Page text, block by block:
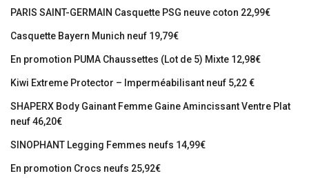
PARIS SAINT-GERMAIN Casquette PSG neuve coton 22,99€
Casquette Bayern Munich neuf 19,79€
En promotion PUMA Chaussettes (Lot de 5) Mixte 12,98€
Kiwi Extreme Protector – Imperméabilisant neuf 5,22 €
SHAPERX Body Gainant Femme Gaine Amincissant Ventre Plat
neuf 46,20€
SINOPHANT Legging Femmes neufs 14,99€
En promotion Crocs neufs 25,92€